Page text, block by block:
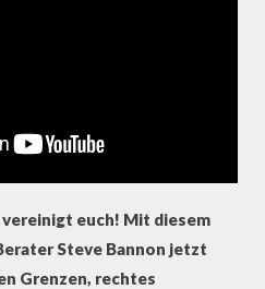
euch! Mit diesem
Steve Bannon jetzt
Grenzen, rechtes